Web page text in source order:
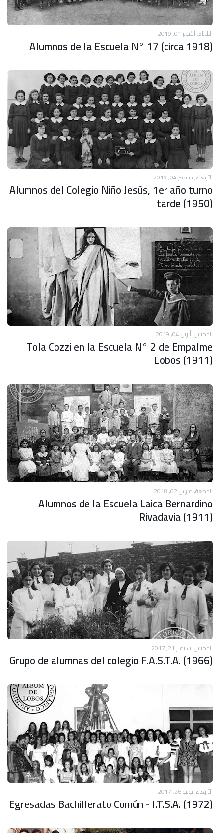
الثلاثاء, أكتوبر 01, 2019
Alumnos de la Escuela N° 17 (circa 1918)
الأربعاء, سبتمبر 04, 2019
Alumnos del Colegio Niño Jesús, 1er año turno
tarde (1950)
الخميس, أبريل 04, 2019
Tola Cozzi en la Escuela N° 2 de Empalme
Lobos (1911)
الجمعة, مارس 02, 2018
Alumnos de la Escuela Laica Bernardino
Rivadavia (1911)
الخميس, سبتمبر 21, 2017
Grupo de alumnas del colegio F.A.S.T.A. (1966)
الأربعاء, يوليو 26, 2017
Egresadas Bachillerato Común - I.T.S.A. (1972)